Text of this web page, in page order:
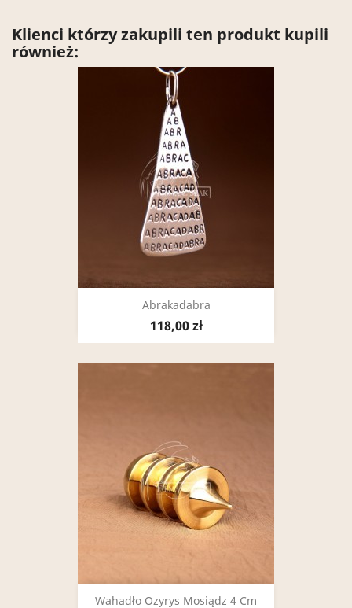
Klienci którzy zakupili ten produkt kupili
również:
Abrakadabra
118,00 zł
Wahadło Ozyrys Mosiądz 4 Cm